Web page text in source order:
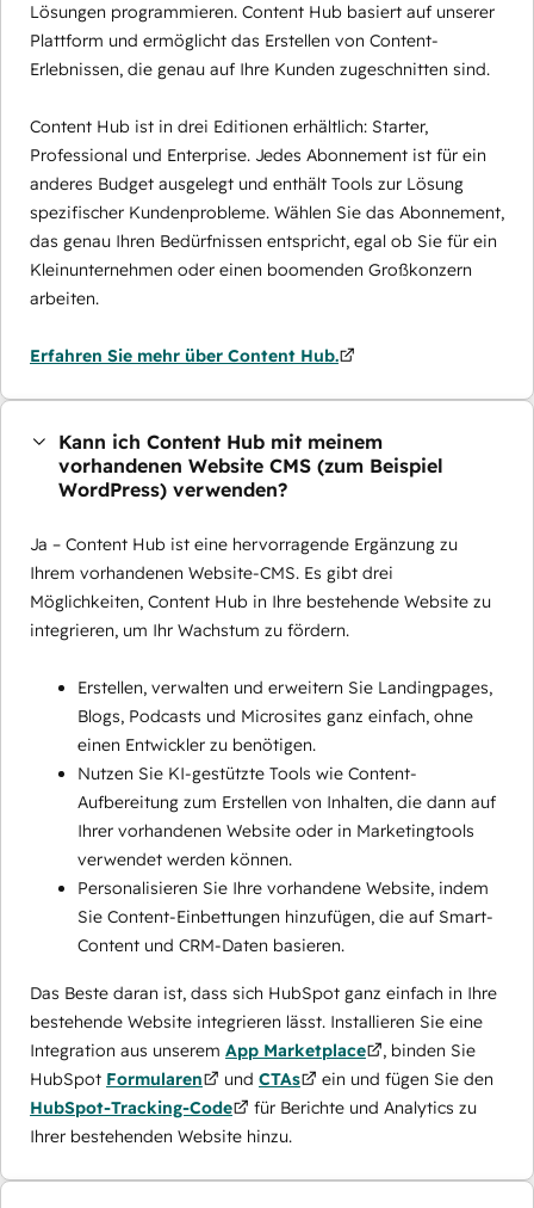
Lösungen programmieren. Content Hub basiert auf unserer
Plattform und ermöglicht das Erstellen von Content-
Erlebnissen, die genau auf Ihre Kunden zugeschnitten sind.
Content Hub ist in drei Editionen erhältlich: Starter,
Professional und Enterprise. Jedes Abonnement ist für ein
anderes Budget ausgelegt und enthält Tools zur Lösung
spezifischer Kundenprobleme. Wählen Sie das Abonnement,
das genau Ihren Bedürfnissen entspricht, egal ob Sie für ein
Kleinunternehmen oder einen boomenden Großkonzern
arbeiten.
Erfahren Sie mehr über Content Hub.
Kann ich Content Hub mit meinem
vorhandenen Website CMS (zum Beispiel
WordPress) verwenden?
Ja – Content Hub ist eine hervorragende Ergänzung zu
Ihrem vorhandenen Website-CMS. Es gibt drei
Möglichkeiten, Content Hub in Ihre bestehende Website zu
integrieren, um Ihr Wachstum zu fördern.
Erstellen, verwalten und erweitern Sie Landingpages,
Blogs, Podcasts und Microsites ganz einfach, ohne
einen Entwickler zu benötigen.
Nutzen Sie KI-gestützte Tools wie Content-
Aufbereitung zum Erstellen von Inhalten, die dann auf
Ihrer vorhandenen Website oder in Marketingtools
verwendet werden können.
Personalisieren Sie Ihre vorhandene Website, indem
Sie Content-Einbettungen hinzufügen, die auf Smart-
Content und CRM-Daten basieren.
Das Beste daran ist, dass sich HubSpot ganz einfach in Ihre
bestehende Website integrieren lässt. Installieren Sie eine
Integration aus unserem App Marketplace
, binden Sie
HubSpot Formularen und CTAs
ein und fügen Sie den
HubSpot-Tracking-Code
für Berichte und Analytics zu
Ihrer bestehenden Website hinzu.